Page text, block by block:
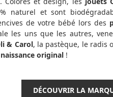
naturel et sont
de votre bébé lors des
les uns que les autres,
& Carol, la pastèque, le radis
original !
DÉCOUVRIR LA